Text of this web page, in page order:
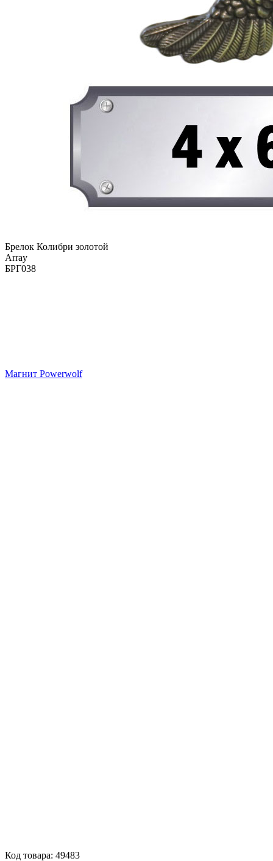
Брелок Колибри золотой
Array
БРГ038
Магнит Powerwolf
Код товара: 49483